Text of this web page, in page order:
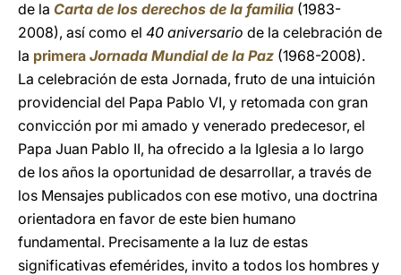
de la Carta de los derechos de la familia (1983-
2008), así como el 40 aniversario de la celebración de
la primera Jornada Mundial de la Paz (1968-2008).
La celebración de esta Jornada, fruto de una intuición
providencial del Papa Pablo VI, y retomada con gran
convicción por mi amado y venerado predecesor, el
Papa Juan Pablo II, ha ofrecido a la Iglesia a lo largo
de los años la oportunidad de desarrollar, a través de
los Mensajes publicados con ese motivo, una doctrina
orientadora en favor de este bien humano
fundamental. Precisamente a la luz de estas
significativas efemérides, invito a todos los hombres y